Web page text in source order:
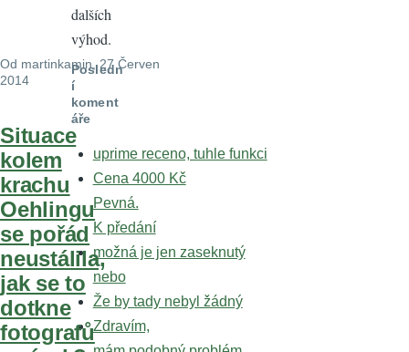
Od martinkamin , 27 Červen
2014
Situace
kolem
krachu
Oehlingu
se pořád
neustálila,
jak se to
dotkne
fotografů
dalších
výhod.
Posledn
í
koment
áře
uprime receno, tuhle funkci
Cena 4000 Kč
Pevná.
K předání
možná je jen zaseknutý
nebo
Že by tady nebyl žádný
Zdravím,